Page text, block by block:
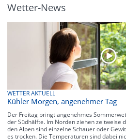
Wetter-News
WETTER AKTUELL
Kühler Morgen, angenehmer Tag
Der Freitag bringt angenehmes
der Südhälfte. Im Norden ziehen zeitweise
den Alpen sind einzelne Schauer oder
es trocken. Die Temperaturen sind dabei